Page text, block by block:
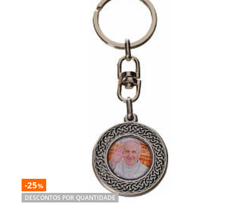
-25%
DESCONTOS POR QUANTIDADE